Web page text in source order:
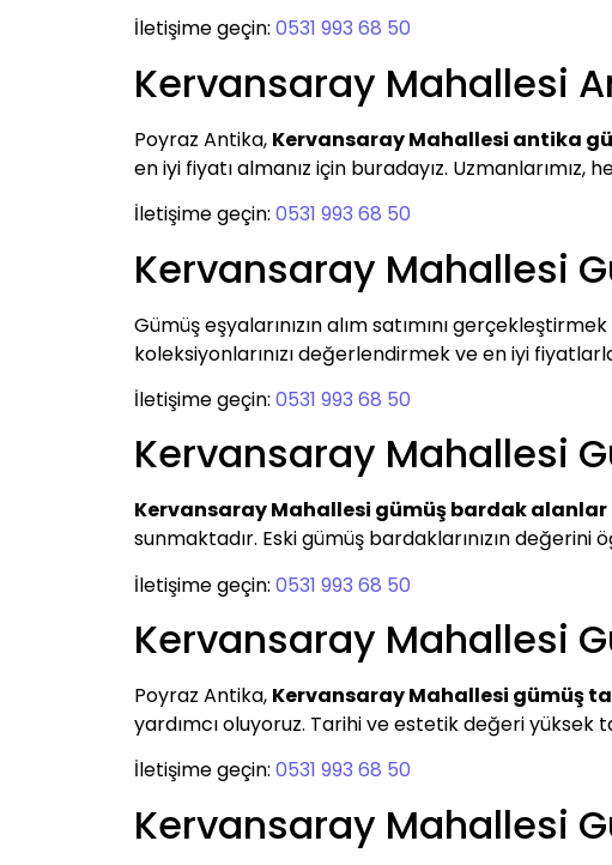
İletişime geçin: 0531 993 68 50
Kervansaray Mahallesi
Poyraz Antika, Kervansaray Mahallesi antika
en iyi fiyatı almanız için buradayız.
İletişime geçin: 0531 993 68 50
Kervansaray Mahallesi
Gümüş eşyalarınızın alım satımını
koleksiyonlarınızı değerlendirmek ve en iyi
İletişime geçin: 0531 993 68 50
Kervansaray Mahallesi
Kervansaray Mahallesi gümüş bardak alanlar
sunmaktadır. Eski gümüş bardaklarınızın
İletişime geçin: 0531 993 68 50
Kervansaray Mahallesi
Poyraz Antika, Kervansaray Mahallesi gümüş
yardımcı oluyoruz. Tarihi ve estetik değeri yüksek
İletişime geçin: 0531 993 68 50
Kervansaray Mahallesi